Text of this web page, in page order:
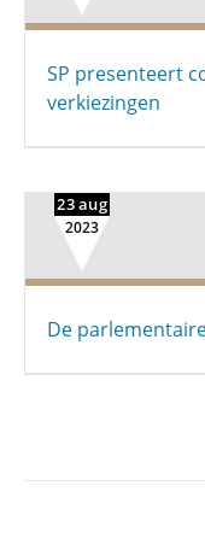
SP presenteert
verkiezingen
23 aug
2023
De